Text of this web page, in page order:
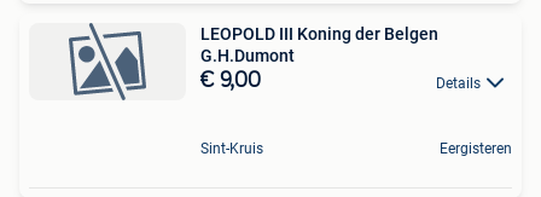
LEOPOLD III Koning der Belgen
G.H.Dumont
€ 9,00 Details
Sint-Kruis Eergisteren